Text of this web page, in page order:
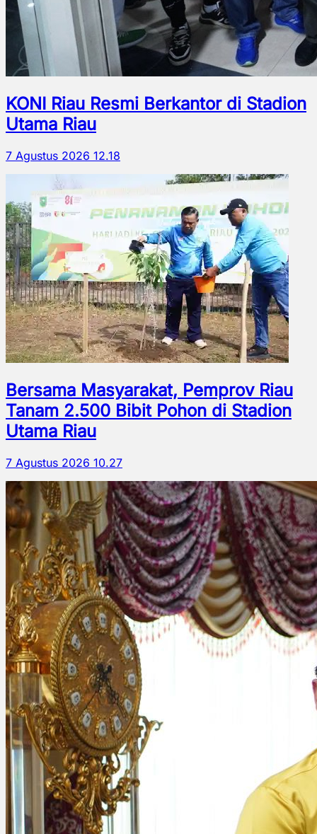
KONI Riau Resmi Berkantor di Stadion
Utama Riau
7 Agustus 2026 12.18
Bersama Masyarakat, Pemprov Riau
Tanam 2.500 Bibit Pohon di Stadion
Utama Riau
7 Agustus 2026 10.27